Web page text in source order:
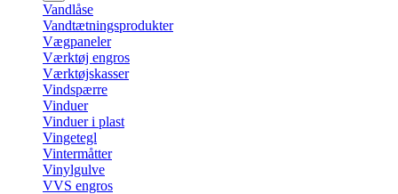
Vandlåse
Vandtætningsprodukter
Vægpaneler
Værktøj engros
Værktøjskasser
Vindspærre
Vinduer
Vinduer i plast
Vingetegl
Vintermåtter
Vinylgulve
VVS engros